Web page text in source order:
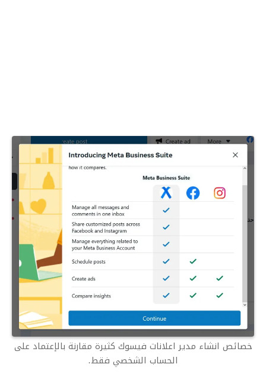
خصائص انشاء مدير اعلانات فيسوك كثيرة مقارنة بالإعتماد على
الحساب الشخصي فقط.